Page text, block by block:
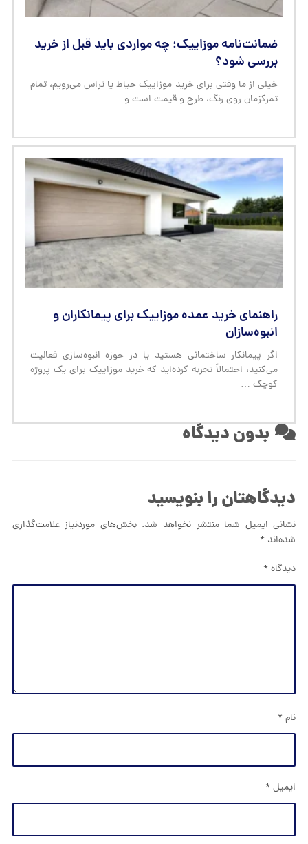
ضمانت‌نامه موزاییک؛ چه مواردی باید قبل از خرید
بررسی شود؟
خیلی از ما وقتی برای خرید موزاییک حیاط یا تراس می‌رویم، تمام
تمرکزمان روی رنگ، طرح و قیمت است و …
راهنمای خرید عمده موزاییک برای پیمانکاران و
انبوه‌سازان
اگر پیمانکار ساختمانی هستید یا در حوزه انبوه‌سازی فعالیت
می‌کنید، احتمالاً تجربه کرده‌اید که خرید موزاییک برای یک پروژه
کوچک …
بدون دیدگاه
دیدگاهتان را بنویسید
نشانی ایمیل شما منتشر نخواهد شد. بخش‌های موردنیاز علامت‌گذاری
شده‌اند *
دیدگاه *
نام *
ایمیل *